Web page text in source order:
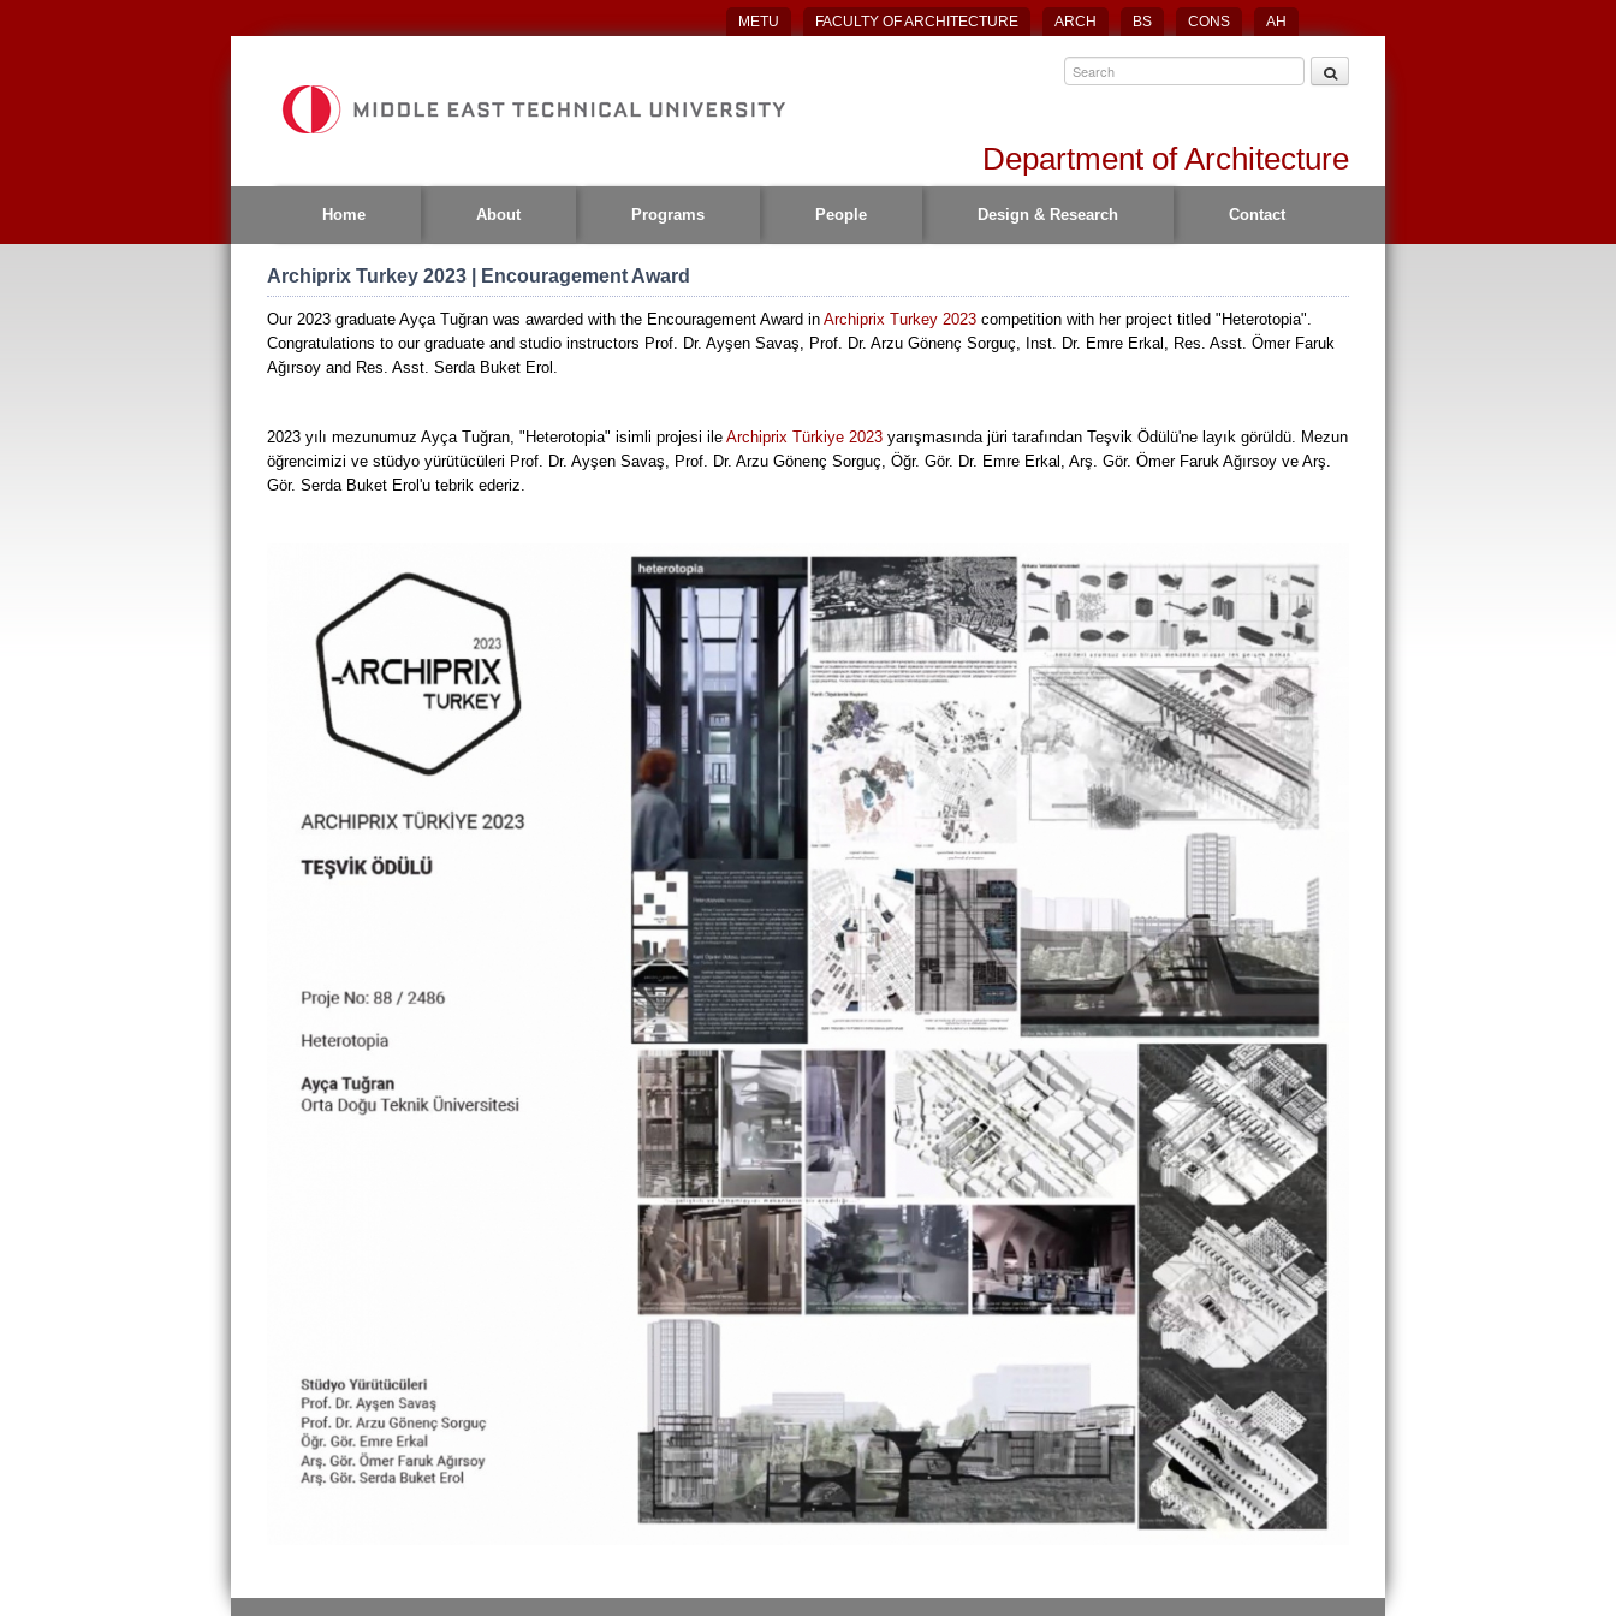
METU FACULTY OF ARCHITECTURE ARCH BS CONS AH
Department of Architecture
Home About Programs People Design & Research Contact
Archiprix Turkey 2023 | Encouragement Award
Our 2023 graduate Ayça Tuğran was awarded with the Encouragement Award in Archiprix Turkey 2023 competition with her project titled "Heterotopia".
Congratulations to our graduate and studio instructors Prof. Dr. Ayşen Savaş, Prof. Dr. Arzu Gönenç Sorguç, Inst. Dr. Emre Erkal, Res. Asst. Ömer Faruk
Ağırsoy and Res. Asst. Serda Buket Erol.
2023 yılı mezunumuz Ayça Tuğran, "Heterotopia" isimli projesi ile Archiprix Türkiye 2023 yarışmasında jüri tarafından Teşvik Ödülü'ne layık görüldü. Mezun
öğrencimizi ve stüdyo yürütücüleri Prof. Dr. Ayşen Savaş, Prof. Dr. Arzu Gönenç Sorguç, Öğr. Gör. Dr. Emre Erkal, Arş. Gör. Ömer Faruk Ağırsoy ve Arş.
Gör. Serda Buket Erol'u tebrik ederiz.